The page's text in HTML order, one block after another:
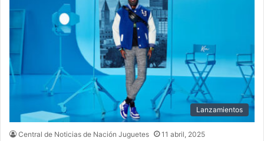
Lanzamientos
Central de Noticias de Nación Juguetes 11 abril, 2025